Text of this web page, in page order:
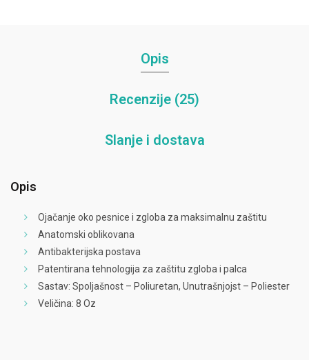
Opis
Recenzije (25)
Slanje i dostava
Opis
Ojačanje oko pesnice i zgloba za maksimalnu zaštitu
Anatomski oblikovana
Antibakterijska postava
Patentirana tehnologija za zaštitu zgloba i palca
Sastav: Spoljašnost – Poliuretan, Unutrašnjojst – Poliester
Veličina: 8 Oz